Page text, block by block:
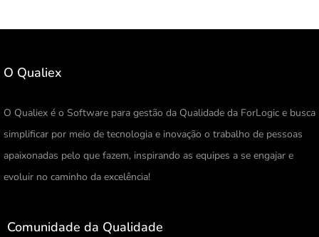
O Qualiex
O Qualiex é o Software para gestão da Qualidade da ForLogic e busca
simplificar por meio de tecnologia e inovação o trabalho de pessoas
apaixonadas pelo que fazem, inspirando as equipes a se engajar e
evoluir no caminho da excelência!
Comunidade da Qualidade